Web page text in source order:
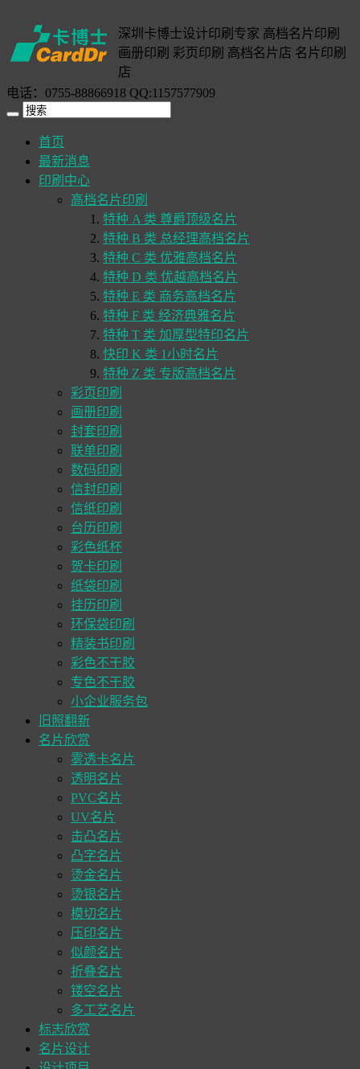
深圳卡博士设计印刷专家 高档名片印刷
画册印刷 彩页印刷 高档名片店 名片印刷
店
电话：0755-88866918 QQ:1157577909
首页
最新消息
印刷中心
高档名片印刷
特种 A 类 尊爵顶级名片
特种 B 类 总经理高档名片
特种 C 类 优雅高档名片
特种 D 类 优越高档名片
特种 E 类 商务高档名片
特种 F 类 经济典雅名片
特种 T 类 加厚型特印名片
快印 K 类 1小时名片
特种 Z 类 专版高档名片
彩页印刷
画册印刷
封套印刷
联单印刷
数码印刷
信封印刷
信纸印刷
台历印刷
彩色纸杯
贺卡印刷
纸袋印刷
挂历印刷
环保袋印刷
精装书印刷
彩色不干胶
专色不干胶
小企业服务包
旧照翻新
名片欣赏
雾透卡名片
透明名片
PVC名片
UV名片
击凸名片
凸字名片
烫金名片
烫银名片
模切名片
压印名片
似颜名片
折叠名片
镂空名片
多工艺名片
标志欣赏
名片设计